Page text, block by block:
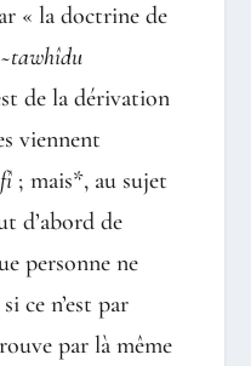
« la doctrine de
tawhîdu
de la dérivation
viennent
; mais*, au sujet
d’abord de
personne ne
ce n’est par
par là même